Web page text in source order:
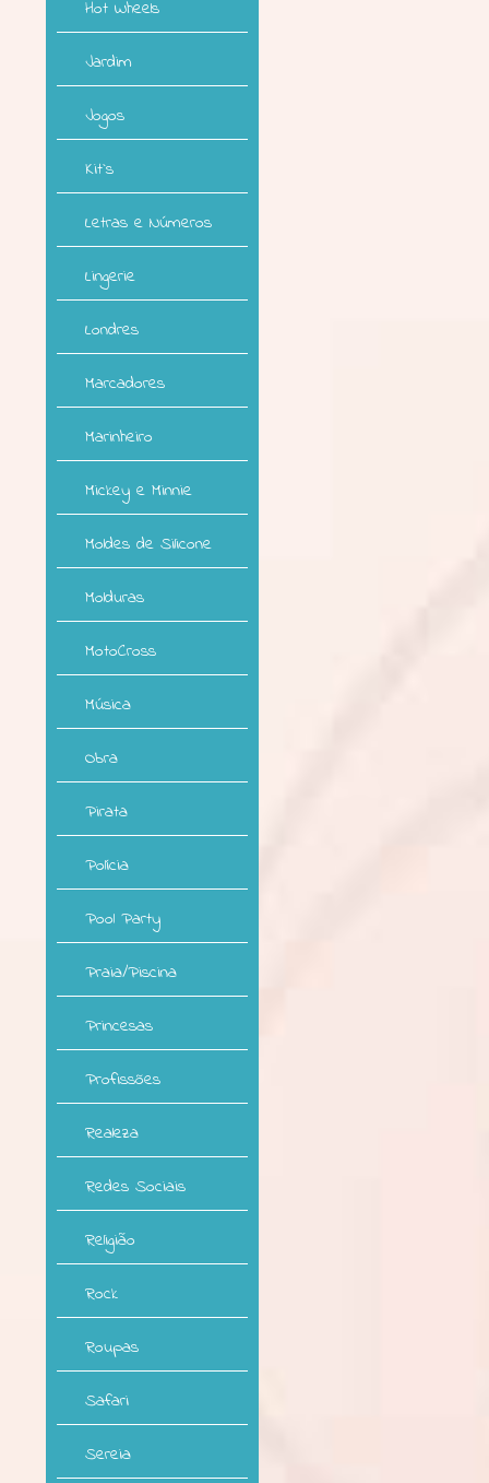
Hot Wheels
Jardim
Jogos
Kit`s
Letras e Números
Lingerie
Londres
Marcadores
Marinheiro
Mickey e Minnie
Moldes de Silicone
Molduras
MotoCross
Música
Obra
Pirata
Polícia
Pool Party
Praia/Piscina
Princesas
Profissões
Realeza
Redes Sociais
Religião
Rock
Roupas
Safari
Sereia